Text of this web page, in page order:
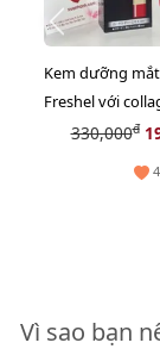
Kem dưỡng
Freshel với
ong chúa thiên
330,000đ
Vì sao bạn